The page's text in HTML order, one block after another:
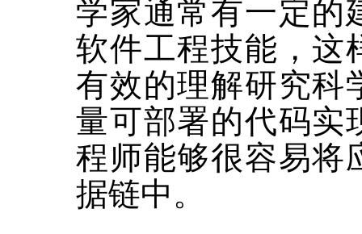
学家通常有一定的
软件工程技能，这
有效的理解研究科
量可部署的代码实
程师能够很容易将
据链中。